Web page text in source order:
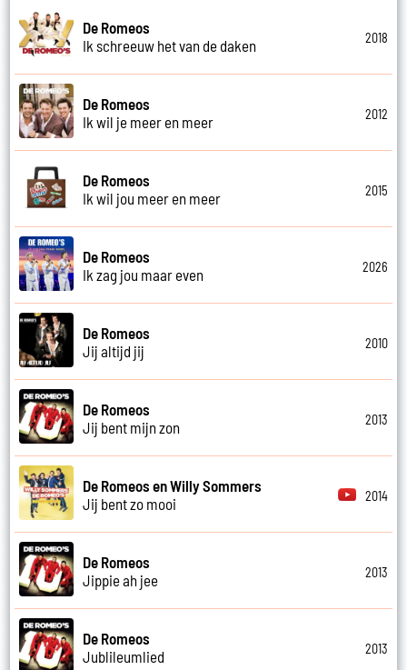
De Romeos
Ik schreeuw het van de daken
2018
De Romeos
Ik wil je meer en meer
2012
De Romeos
Ik wil jou meer en meer
2015
De Romeos
Ik zag jou maar even
2026
De Romeos
Jij altijd jij
2010
De Romeos
Jij bent mijn zon
2013
De Romeos en Willy Sommers
Jij bent zo mooi
2014
De Romeos
Jippie ah jee
2013
De Romeos
Jublileumlied
2013